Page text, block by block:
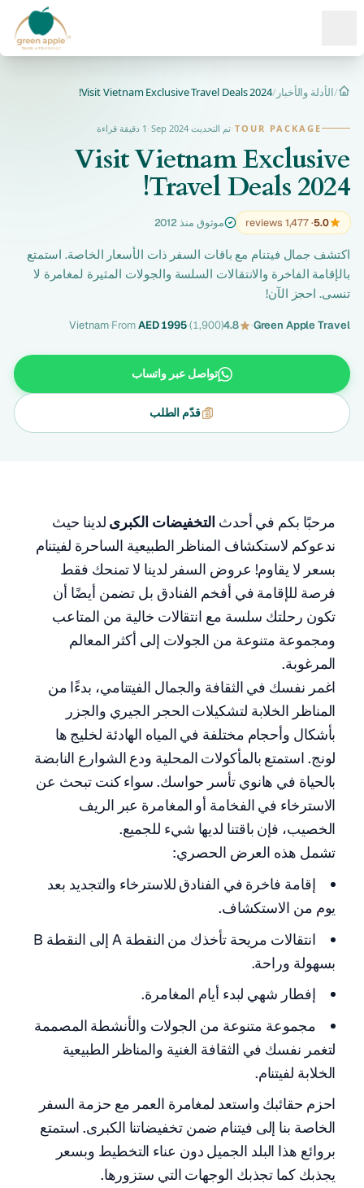
الرئيسية
/الأدلة والأخبار/
Visit Vietnam Exclusive Travel Deals 2024!
TOUR PACKAGE
·تم التحديث Sep 2024 · 1 دقيقة قراءة
Visit Vietnam Exclusive
Travel Deals 2024!
5.0
· 1,477 reviews موثوق منذ 2012
اكتشف جمال فيتنام مع باقات السفر ذات الأسعار الخاصة. استمتع
بالإقامة الفاخرة والانتقالات السلسة والجولات المثيرة لمغامرة لا
تنسى. احجز الآن!
Green Apple Travel
·
4.8
(1,900)
·
FromAED 1995
·
Vietnam
تواصل عبر واتساب
قدّم الطلب
مرحبًا بكم في أحدث التخفيضات الكبرى لدينا حيث
ندعوكم لاستكشاف المناظر الطبيعية الساحرة لفيتنام
بسعر لا يقاوم! عروض السفر لدينا لا تمنحك فقط
فرصة للإقامة في أفخم الفنادق بل تضمن أيضًا أن
تكون رحلتك سلسة مع انتقالات خالية من المتاعب
ومجموعة متنوعة من الجولات إلى أكثر المعالم
المرغوبة.
اغمر نفسك في الثقافة والجمال الفيتنامي، بدءًا من
المناظر الخلابة لتشكيلات الحجر الجيري والجزر
بأشكال وأحجام مختلفة في المياه الهادئة لخليج ها
لونج. استمتع بالمأكولات المحلية ودع الشوارع النابضة
بالحياة في هانوي تأسر حواسك. سواء كنت تبحث عن
الاسترخاء في الفخامة أو المغامرة عبر الريف
الخصيب، فإن باقتنا لديها شيء للجميع.
تشمل هذه العرض الحصري:
إقامة فاخرة في الفنادق للاسترخاء والتجديد بعد
يوم من الاستكشاف.
انتقالات مريحة تأخذك من النقطة A إلى النقطة B
بسهولة وراحة.
إفطار شهي لبدء أيام المغامرة.
مجموعة متنوعة من الجولات والأنشطة المصممة
لتغمر نفسك في الثقافة الغنية والمناظر الطبيعية
الخلابة لفيتنام.
احزم حقائبك واستعد لمغامرة العمر مع حزمة السفر
الخاصة بنا إلى فيتنام ضمن تخفيضاتنا الكبرى. استمتع
بروائع هذا البلد الجميل دون عناء التخطيط وبسعر
يجذبك كما تجذبك الوجهات التي ستزورها.